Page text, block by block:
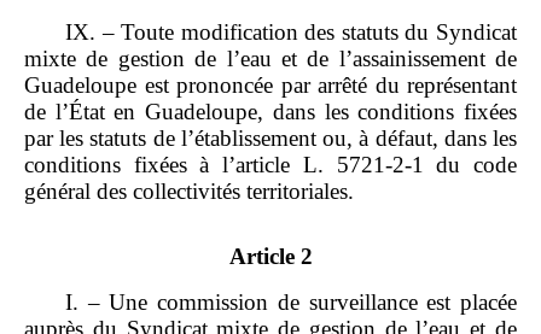
IX. – Toute modification des statuts du Syndicat
mixte de gestion de l’eau et de l’assainissement de
Guadeloupe est prononcée par arrêté du représentant
de l’État en Guadeloupe, dans les conditions fixées
par les statuts de l’établissement ou, à défaut, dans les
conditions fixées à l’article L. 5721‑2‑1 du code
général des collectivités territoriales.
Article 2
I. – Une commission de surveillance est placée
auprès du Syndicat mixte de gestion de l’eau et de